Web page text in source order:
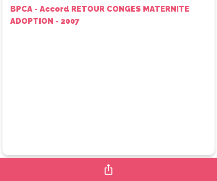
BPCA - Accord RETOUR CONGES MATERNITE
ADOPTION - 2007